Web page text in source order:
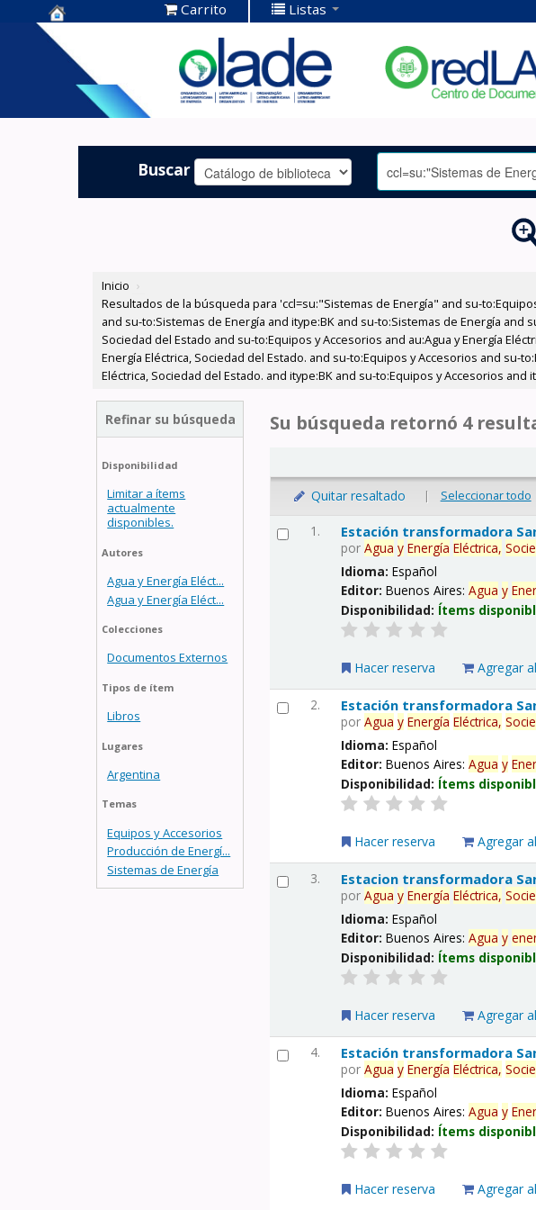
Centro de
Documentación
OLADE -
Carrito Listas
Buscar
Inicio ›
Resultados de la búsqueda para 'ccl=su:"Sistemas de Energía" and su-
and su-to:Sistemas de Energía and itype:BK and su-to:Sistemas de Energía and
Sociedad del Estado and su-to:Equipos y Accesorios and au:Agua y Energía
Energía Eléctrica, Sociedad del Estado. and su-to:Equipos y Accesorios and su-
Eléctrica, Sociedad del Estado. and itype:BK and su-to:Equipos y Accesorios and
Refinar su búsqueda
Disponibilidad
Limitar a ítems
actualmente
disponibles.
Autores
Agua y Energía Eléct...
Agua y Energía Eléct...
Colecciones
Documentos Externos
Tipos de ítem
Libros
Lugares
Argentina
Temas
Equipos y Accesorios
Producción de Energí...
Sistemas de Energía
Su búsqueda retornó 4
Quitar resaltado | Seleccionar todo
1. Estación transformadora
porAgua y Energía Eléctrica,
Idioma:Español
Editor:Buenos Aires:Agua y
Disponibilidad: Ítems
Hacer reserva Agregar
2. Estación transformadora
porAgua y Energía Eléctrica,
Idioma:Español
Editor:Buenos Aires:Agua y
Disponibilidad: Ítems
Hacer reserva Agregar
3. Estacion transformadora
porAgua y Energía Eléctrica,
Idioma:Español
Editor:Buenos Aires:Agua y
Disponibilidad: Ítems
Hacer reserva Agregar
4. Estación transformadora
porAgua y Energía Eléctrica,
Idioma:Español
Editor:Buenos Aires:Agua y
Disponibilidad: Ítems
Hacer reserva Agregar